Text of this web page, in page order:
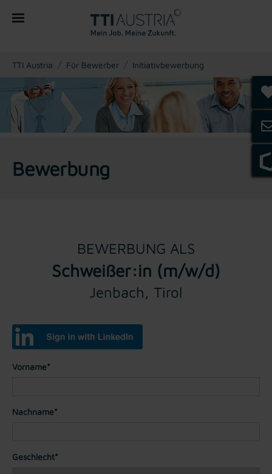
You are here:
TTI Austria Für Bewerber Initiativbewerbung
Bewerbung
BEWERBUNG ALS
Schweißer:in (m/w/d)
Jenbach, Tirol
Vorname*
Nachname*
Geschlecht*